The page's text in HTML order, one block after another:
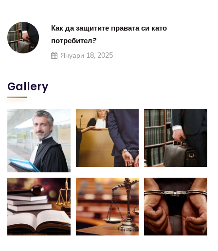
Как да защитите правата си като
потребител?
Януари 18, 2025
Gallery